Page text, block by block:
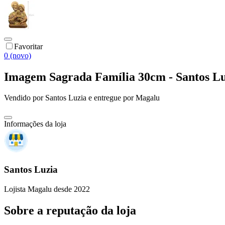
Favoritar
0 (novo)
Imagem Sagrada Família 30cm - Santos
Vendido por Santos Luzia e entregue por Magalu
Informações da loja
Santos Luzia
Lojista Magalu desde 2022
Sobre a reputação da loja